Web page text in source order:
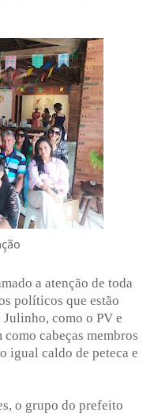
a atenção de toda
políticos que estão
como o PV e
cabeças membros
igual caldo de peteca e
o grupo do prefeito